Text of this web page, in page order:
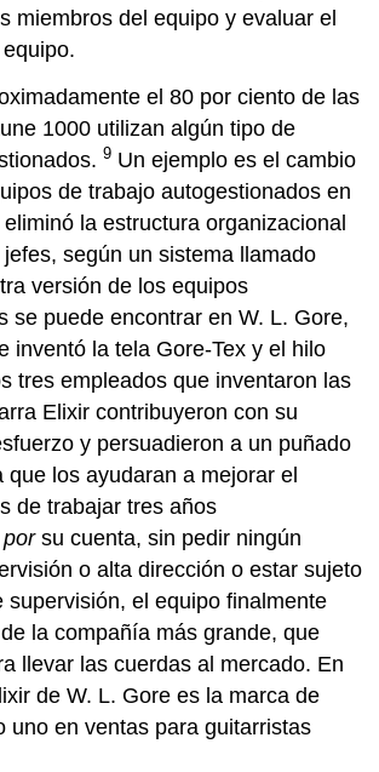
miembros del equipo y evaluar el
el 80 por ciento de las
1000 utilizan algún tipo de
9 Un ejemplo es el cambio
de trabajo autogestionados en
la estructura organizacional
según un sistema llamado
versión de los equipos
se puede encontrar en W. L. Gore,
inventó la tela Gore-Tex y el hilo
tres empleados que inventaron las
Elixir contribuyeron con su
y persuadieron a un puñado
que los ayudaran a mejorar el
de trabajar tres años
su cuenta, sin pedir ningún
o alta dirección o estar sujeto
supervisión, el equipo finalmente
la compañía más grande, que
llevar las cuerdas al mercado. En
de W. L. Gore es la marca de
uno en ventas para guitarristas